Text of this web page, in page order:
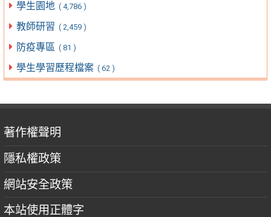
學生園地 ( 4,786 )
教師研習 ( 2,459 )
防疫專區 ( 81 )
學生學習歷程檔案 ( 62 )
著作權聲明
隱私權政策
網站安全政策
本站使用正體字